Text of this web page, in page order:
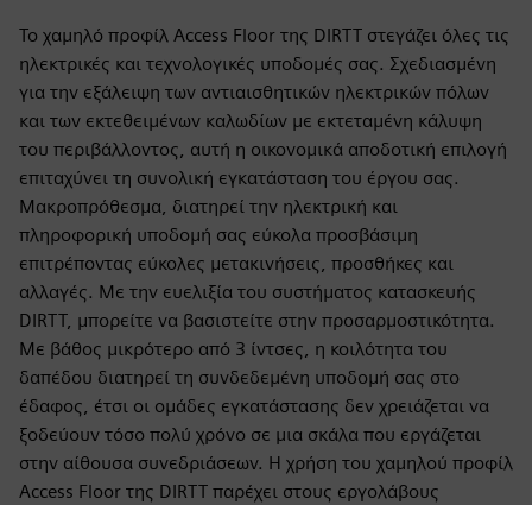
Το χαμηλό προφίλ Access Floor της DIRTT στεγάζει όλες τις
ηλεκτρικές και τεχνολογικές υποδομές σας. Σχεδιασμένη
για την εξάλειψη των αντιαισθητικών ηλεκτρικών πόλων
και των εκτεθειμένων καλωδίων με εκτεταμένη κάλυψη
του περιβάλλοντος, αυτή η οικονομικά αποδοτική επιλογή
επιταχύνει τη συνολική εγκατάσταση του έργου σας.
Μακροπρόθεσμα, διατηρεί την ηλεκτρική και
πληροφορική υποδομή σας εύκολα προσβάσιμη
επιτρέποντας εύκολες μετακινήσεις, προσθήκες και
αλλαγές. Με την ευελιξία του συστήματος κατασκευής
DIRTT, μπορείτε να βασιστείτε στην προσαρμοστικότητα.
Με βάθος μικρότερο από 3 ίντσες, η κοιλότητα του
δαπέδου διατηρεί τη συνδεδεμένη υποδομή σας στο
έδαφος, έτσι οι ομάδες εγκατάστασης δεν χρειάζεται να
ξοδεύουν τόσο πολύ χρόνο σε μια σκάλα που εργάζεται
στην αίθουσα συνεδριάσεων. Η χρήση του χαμηλού προφίλ
Access Floor της DIRTT παρέχει στους εργολάβους